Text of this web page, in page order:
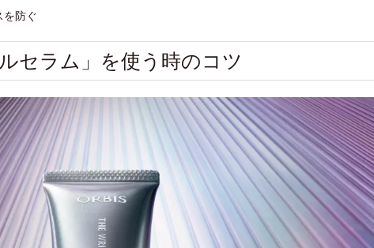
防ぐ
セラム」を使う時のコツ